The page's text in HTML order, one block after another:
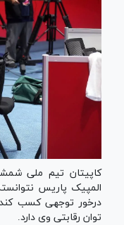
کاپیتان تیم ملی
المپیک پاریس
درخور توجهی کسب
توان رقابتی وی دارد.